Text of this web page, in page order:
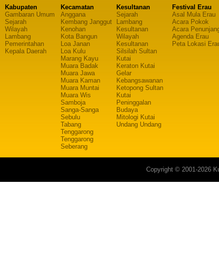
Kabupaten
Gambaran Umum
Sejarah
Wilayah
Lambang
Pemerintahan
Kepala Daerah
Kecamatan
Anggana
Kembang Janggut
Kenohan
Kota Bangun
Loa Janan
Loa Kulu
Marang Kayu
Muara Badak
Muara Jawa
Muara Kaman
Muara Muntai
Muara Wis
Samboja
Sanga-Sanga
Sebulu
Tabang
Tenggarong
Tenggarong
Seberang
Kesultanan
Sejarah
Lambang
Kesultanan
Wilayah
Kesultanan
Silsilah Sultan
Kutai
Keraton Kutai
Gelar
Kebangsawanan
Ketopong Sultan
Kutai
Peninggalan
Budaya
Mitologi Kutai
Undang Undang
Festival Erau
Asal Mula Erau
Acara Pokok
Acara
Agenda Erau
Peta Lokasi
Copyright © 2001-2026